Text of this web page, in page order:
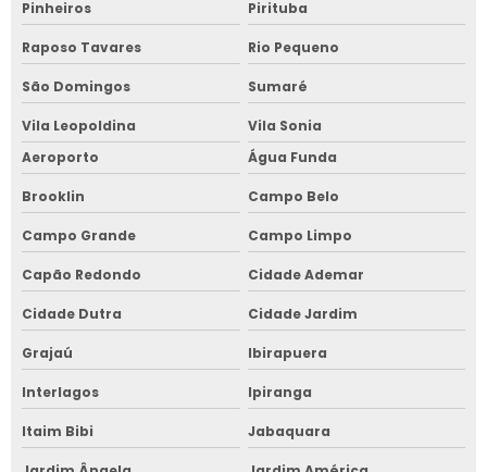
Pinheiros Pirituba
Raposo Tavares Rio Pequeno
São Domingos Sumaré
Vila Leopoldina
Vila Sonia
Aeroporto
Água Funda
Brooklin Campo Belo
Campo Grande Campo Limpo
Capão Redondo Cidade Ademar
Cidade Dutra Cidade Jardim
Grajaú Ibirapuera
Interlagos Ipiranga
Itaim Bibi Jabaquara